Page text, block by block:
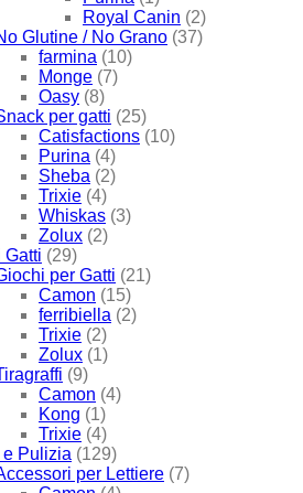
Royal Canin (2)
Glutine / No Grano (37)
farmina (10)
Monge (7)
Oasy (8)
per gatti (25)
Catisfactions (10)
Purina (4)
Sheba (2)
Trixie (4)
Whiskas (3)
Zolux (2)
Gatti (29)
per Gatti (21)
Camon (15)
ferribiella (2)
Trixie (2)
Zolux (1)
(9)
Camon (4)
Kong (1)
Trixie (4)
e Pulizia (129)
per Lettiere (7)